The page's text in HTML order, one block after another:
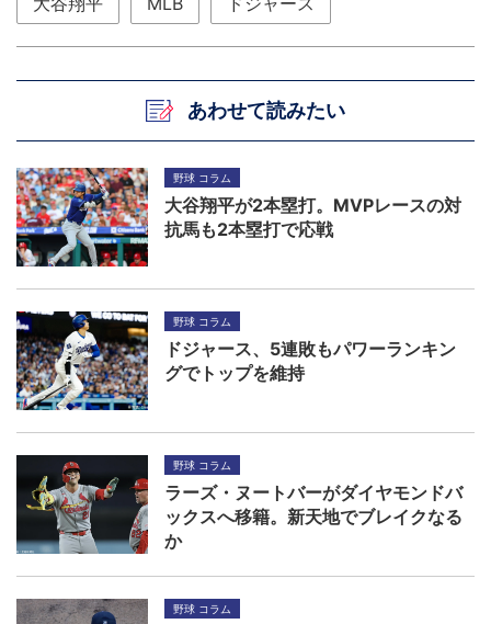
あわせて読みたい
野球 コラム
大谷翔平が2本塁打。MVPレースの対
抗馬も2本塁打で応戦
野球 コラム
ドジャース、5連敗もパワーランキン
グでトップを維持
野球 コラム
ラーズ・ヌートバーがダイヤモンドバ
ックスへ移籍。新天地でブレイクなる
か
野球 コラム